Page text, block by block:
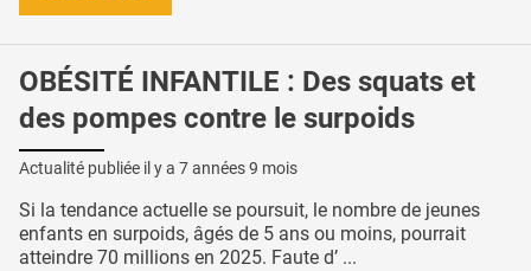
OBÉSITÉ INFANTILE : Des squats et
des pompes contre le surpoids
Actualité publiée il y a 7 années 9 mois
Si la tendance actuelle se poursuit, le nombre de jeunes
enfants en surpoids, âgés de 5 ans ou moins, pourrait
atteindre 70 millions en 2025. Faute d’ ...